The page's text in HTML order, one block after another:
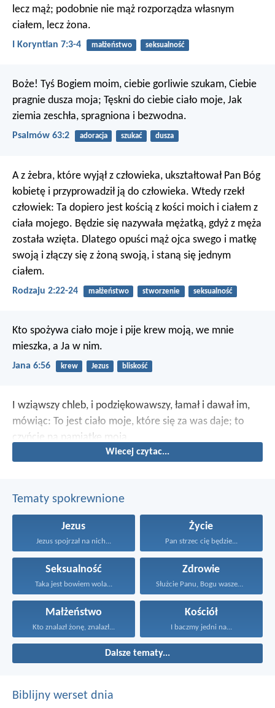
lecz mąż; podobnie nie mąż rozporządza własnym
ciałem, lecz żona.
I Koryntian 7:3-4 małżeństwo seksualność
Boże! Tyś Bogiem moim, ciebie gorliwie szukam, Ciebie
pragnie dusza moja; Tęskni do ciebie ciało moje, Jak
ziemia zeschła, spragniona i bezwodna.
Psalmów 63:2 adoracja szukać dusza
A z żebra, które wyjął z człowieka, ukształtował Pan Bóg
kobietę i przyprowadził ją do człowieka. Wtedy rzekł
człowiek: Ta dopiero jest kością z kości moich i ciałem z
ciała mojego. Będzie się nazywała mężatką, gdyż z męża
została wzięta. Dlatego opuści mąż ojca swego i matkę
swoją i złączy się z żoną swoją, i staną się jednym
ciałem.
Rodzaju 2:22-24 małżeństwo stworzenie seksualność
Kto spożywa ciało moje i pije krew moją, we mnie
mieszka, a Ja w nim.
Jana 6:56 krew Jezus bliskość
I wziąwszy chleb, i podziękowawszy, łamał i dawał im,
mówiąc: To jest ciało moje, które się za was daje; to
czyńcie na pamiątkę moją.
Wiecej czytac...
Tematy spokrewnione
Jezus
Jezus spojrzał na nich...
Życie
Pan strzec cię będzie...
Seksualność
Taka jest bowiem wola...
Zdrowie
Służcie Panu, Bogu waszemu...
Małżeństwo
Kto znalazł żonę, znalazł...
Kościół
I baczmy jedni na...
Dalsze tematy...
Biblijny werset dnia